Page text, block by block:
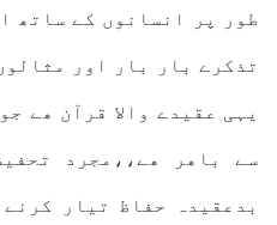
طور پر انسانوں کے ساتھ
تذکرے بار بار اور
یہی عقیدے والا قرآن ھے
سے باھر ھے،،مجرد
بدعقیدہ حفاظ تیار